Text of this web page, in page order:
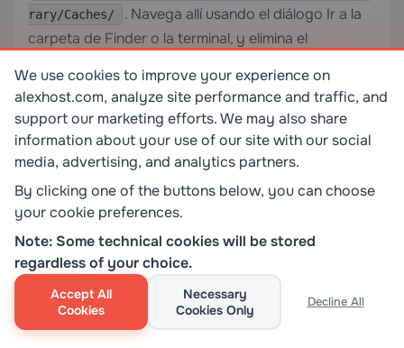
rary/Caches/
. Navega allí usando el diálogo Ir a la
carpeta de Finder o la terminal, y elimina el
Safari completamente cerrado.
¿Puedo automatizar el borrado de la caché de
Safari en un horario usando herramientas de
macOS?
de shell que ejecute
~/Library/Caches/com.apple.Safari/WebKitCache/
(o la ruta del contenedor de Sonoma) en intervalos
definidos. Crea un archivo de lista de propiedades
We use cookies to improve your experience on
alexhost.com, analyze site performance and traffic, and
support our marketing efforts. We may also share
information about your use of our site with our social
media, advertising, and analytics partners.
By clicking one of the buttons below, you can choose
your cookie preferences.
Note: Some technical cookies will be stored
regardless of your choice.
Accept All
Cookies
Necessary
Cookies Only
Decline All